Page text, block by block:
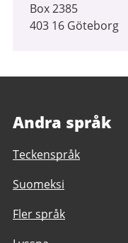
Box 2385
403 16 Göteborg
Andra språk
Teckenspråk
Suomeksi
Fler språk